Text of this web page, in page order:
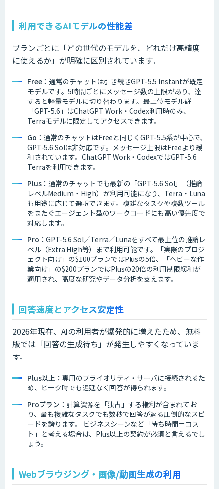
利用できるAIモデルの性能差
プランごとに「どの世代のモデルを、どれだけ高精度
に使えるか」が明確に区別されています。
Free： 通常のチャットは引き続きGPT-5.5 Instantが既定
モデルです。5時間ごとにメッセージ数の上限があり、達
すると軽量モデルに切り替わります。最上位モデル群
「GPT-5.6」はChatGPT Work・Codex利用時のみ、
Terraモデルに限定してアクセスできます。
Go： 通常のチャットはFreeと同じくGPT-5.5系が中心で、
GPT-5.6 Solは非対応です。メッセージ上限はFreeより緩
和されています。ChatGPT Work・CodexではGPT-5.6
Terraを利用できます。
Plus： 通常のチャットでも最新の「GPT-5.6 Sol」（推論
レベルMedium・High）が利用可能になり、Terra・Luna
も用途に応じて選択できます。複雑なタスクや複数ツール
をまたぐエージェント型のワークロードにも高い優先度で
対応します。
Pro： GPT-5.6 Sol／Terra／Lunaをすべて最上位の推論レ
ベル（Extra High等）まで利用可能です。「実際のプロジ
ェクト向け」の$100プランではPlusの5倍、「ヘビーな作
業向け」の$200プランではPlusの20倍の利用制限緩和が
適用され、高度な研究やデータ分析を支えます。
回答速度とアクセス安定性
2026年現在、AIの利用者が爆発的に増えたため、無料
版では「回答の生成待ち」が発生しやすくなっていま
す。
Plus以上： 専用のプライオリティ・サーバに接続されるた
め、ピーク時でも遅延なく回答が得られます。
Proプラン： 計算資源を「独占」する権利が含まれてお
り、最も複雑なタスクでも数秒で回答が返る圧倒的なスピ
ードを誇ります。 ビジネスシーンなど「待ち時間＝コス
ト」と考える場合は、Plus以上の契約が必須と言えるでし
ょう。
Webブラウジング・画像/動画生成の利用